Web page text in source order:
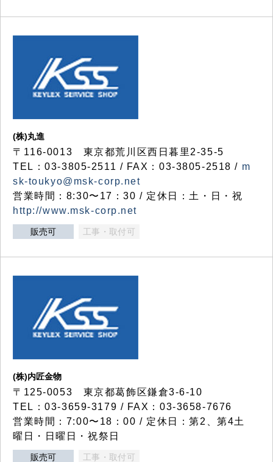
(株)丸進
〒116-0013 東京都荒川区西日暮里2-35-5
TEL：03-3805-2511 / FAX：03-3805-2518 / m
sk-toukyo@msk-corp.net
営業時間：8:30〜17：30 / 定休日：土・日・祝
http://www.msk-corp.net
販売可 工事・取付可
(株)内匠金物
〒125-0053 東京都葛飾区鎌倉3-6-10
TEL：03-3659-3179 / FAX：03-3658-7676
営業時間：7:00〜18：00 / 定休日：第2、第4土
曜日・日曜日・祝祭日
販売可 工事・取付可